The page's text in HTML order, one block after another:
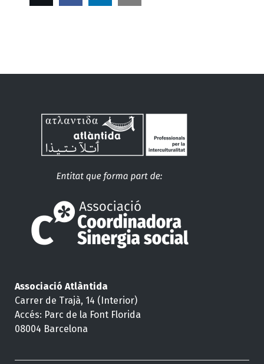
in
Associació Atlàntida
Carrer de Trajà, 14 (Interior)
Accés: Parc de la Font Florida
08004 Barcelona